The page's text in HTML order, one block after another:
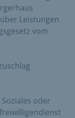
Leistungen
vom
oder